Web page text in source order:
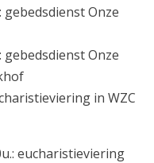
gebedsdienst Onze
gebedsdienst Onze
in WZC
eucharistieviering